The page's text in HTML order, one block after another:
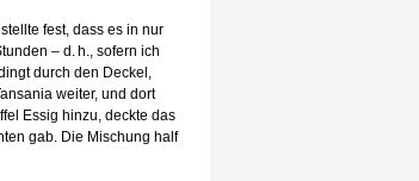
fest, dass es in nur
– d. h., sofern ich
durch den Deckel,
weiter, und dort
Essig hinzu, deckte das
gab. Die Mischung half